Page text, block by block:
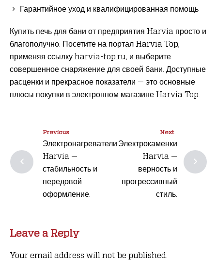
Гарантийное уход и квалифицированная помощь
Купить печь для бани от предприятия Harvia просто и
благополучно. Посетите на портал Harvia Top,
применяя ссылку harvia-top.ru, и выберите
совершенное снаряжение для своей бани. Доступные
расценки и прекрасное показатели — это основные
плюсы покупки в электронном магазине Harvia Top.
Previous
Электронагреватели
Harvia —
стабильность и
передовой
оформление.
Next
Электрокаменки
Harvia —
верность и
прогрессивный
стиль.
Leave a Reply
Your email address will not be published.